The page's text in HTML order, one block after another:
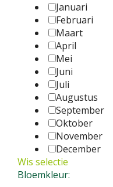
Januari
Februari
Maart
April
Mei
Juni
Juli
Augustus
September
Oktober
November
December
Wis selectie
Bloemkleur: